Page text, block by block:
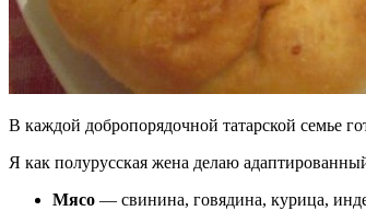
В каждой добропорядочной татарской семье
Я как полурусская жена делаю
Мясо — свинина, говядина, курица,